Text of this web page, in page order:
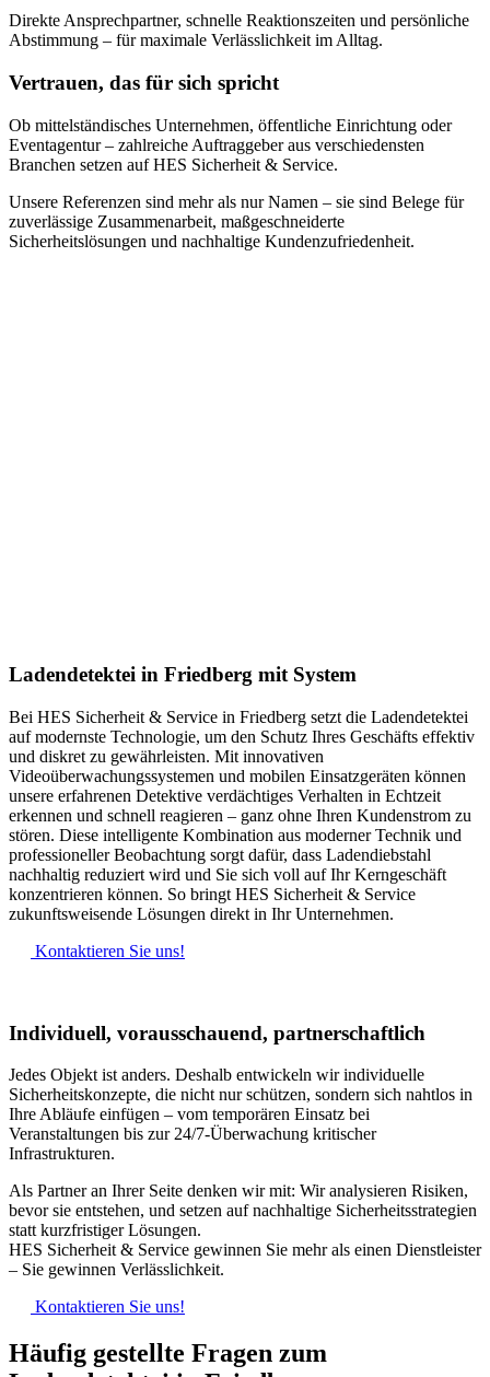
Direkte Ansprechpartner, schnelle Reaktionszeiten und persönliche
Abstimmung – für maximale Verlässlichkeit im Alltag.
Vertrauen, das für sich spricht
Ob mittelständisches Unternehmen, öffentliche Einrichtung oder
Eventagentur – zahlreiche Auftraggeber aus verschiedensten
Branchen setzen auf HES Sicherheit & Service.
Unsere Referenzen sind mehr als nur Namen – sie sind Belege für
zuverlässige Zusammenarbeit, maßgeschneiderte
Sicherheitslösungen und nachhaltige Kundenzufriedenheit.
Ladendetektei in Friedberg mit System
Bei HES Sicherheit & Service in Friedberg setzt die Ladendetektei
auf modernste Technologie, um den Schutz Ihres Geschäfts effektiv
und diskret zu gewährleisten. Mit innovativen
Videoüberwachungssystemen und mobilen Einsatzgeräten können
unsere erfahrenen Detektive verdächtiges Verhalten in Echtzeit
erkennen und schnell reagieren – ganz ohne Ihren Kundenstrom zu
stören. Diese intelligente Kombination aus moderner Technik und
professioneller Beobachtung sorgt dafür, dass Ladendiebstahl
nachhaltig reduziert wird und Sie sich voll auf Ihr Kerngeschäft
konzentrieren können. So bringt HES Sicherheit & Service
zukunftsweisende Lösungen direkt in Ihr Unternehmen.
Kontaktieren Sie uns!
Individuell, vorausschauend, partnerschaftlich
Jedes Objekt ist anders. Deshalb entwickeln wir individuelle
Sicherheitskonzepte, die nicht nur schützen, sondern sich nahtlos in
Ihre Abläufe einfügen – vom temporären Einsatz bei
Veranstaltungen bis zur 24/7-Überwachung kritischer
Infrastrukturen.
Als Partner an Ihrer Seite denken wir mit: Wir analysieren Risiken,
bevor sie entstehen, und setzen auf nachhaltige Sicherheitsstrategien
statt kurzfristiger Lösungen.
HES Sicherheit & Service gewinnen Sie mehr als einen Dienstleister
– Sie gewinnen Verlässlichkeit.
Kontaktieren Sie uns!
Häufig gestellte Fragen zum